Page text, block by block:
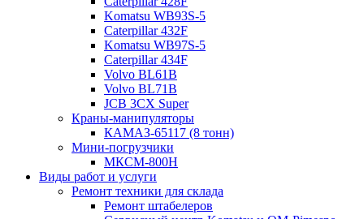
Komatsu WB93S-5
Caterpillar 432F
Komatsu WB97S-5
Caterpillar 434F
Volvo BL61B
Volvo BL71B
JCB 3CX Super
Краны-манипуляторы
КАМАЗ-65117 (8 тонн)
Мини-погрузчики
МКСМ-800H
Виды работ и услуги
Ремонт техники для склада
Ремонт штабелеров